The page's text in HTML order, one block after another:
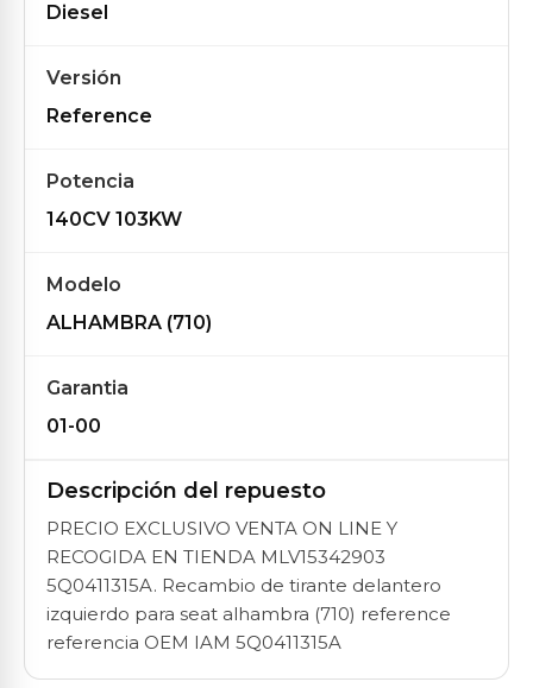
Diesel
Versión
Reference
Potencia
140CV 103KW
Modelo
ALHAMBRA (710)
Garantia
01-00
Descripción del repuesto
PRECIO EXCLUSIVO VENTA ON LINE Y
RECOGIDA EN TIENDA MLV15342903
5Q0411315A. Recambio de tirante delantero
izquierdo para seat alhambra (710) reference
referencia OEM IAM 5Q0411315A